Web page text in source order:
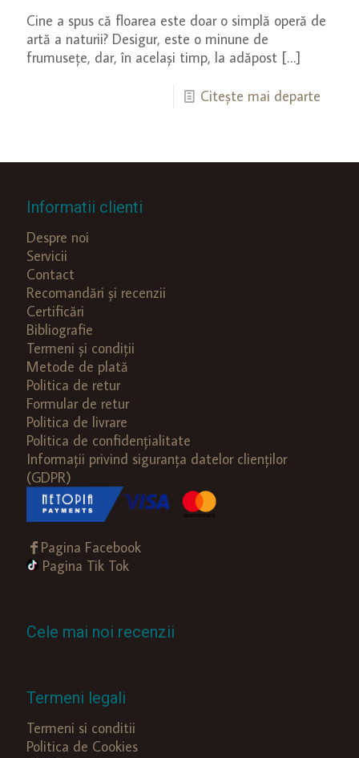
Cine a spus că floarea este doar o simplă operă de
artă a naturii? Desigur, este o minune de
frumusețe, dar, în același timp, la adăpost […]
Citește mai departe
Informatii clienti
Despre noi
Servicii
Contact
Recomandări și recenzii
Certificări
Bibliografie
Termeni și condiții
Metode de plată
Politica de retur
Formular de retur
Politica de livrare
Politica de confidențialitate
Informații privind siguranța datelor clienților
(GDPR)
Pagina Facebook
Pagina Tik Tok
Cele mai noi recenzii
Termeni legali
Termeni si conditii
Politica de Cookies